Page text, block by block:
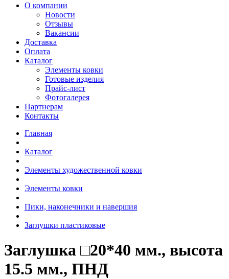
О компании
Новости
Отзывы
Вакансии
Доставка
Оплата
Каталог
Элементы ковки
Готовые изделия
Прайс-лист
Фотогалерея
Партнерам
Контакты
Главная
Каталог
Элементы художественной ковки
Элементы ковки
Пики, наконечники и навершия
Заглушки пластиковые
Заглушка □20*40 мм., высота
15.5 мм., ПНД